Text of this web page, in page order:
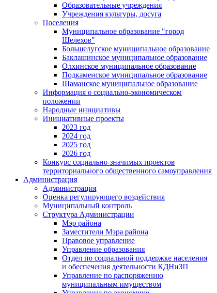
Образовательные учреждения
Учреждения культуры, досуга
Поселения
Муниципальное образование "город
Шелехов"
Большелугское муниципальное образование
Баклашинское муниципальное образование
Олхинское муниципальное образование
Подкаменское муниципальное образование
Шаманское муниципальное образование
Информация о социально-экономическом
положении
Народные инициативы
Инициативные проекты
2023 год
2024 год
2025 год
2026 год
Конкурс социально-значимых проектов
территориального общественного самоуправления
Администрация
Администрация
Оценка регулирующего воздействия
Муниципальный контроль
Структура Администрации
Мэр района
Заместители Мэра района
Правовое управление
Управление образования
Отдел по социальной поддержке населения
и обеспечения деятельности КДНиЗП
Управление по распоряжению
муниципальным имуществом